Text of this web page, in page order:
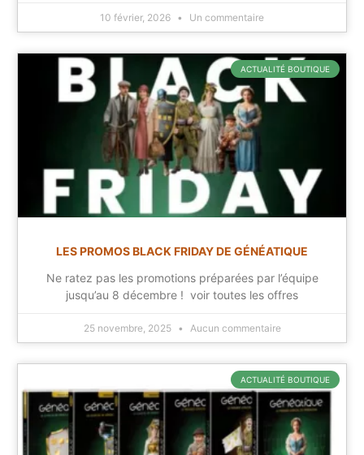
10 février, 2026 Un commentaire
ACTUALITÉ BOUTIQUE
LES PROMOS BLACK FRIDAY DE GÉNÉATIQUE
Ne ratez pas les promotions préparées par l’équipe
jusqu’au 8 décembre ! voir toutes les offres
25 novembre, 2025 Aucun commentaire
ACTUALITÉ BOUTIQUE